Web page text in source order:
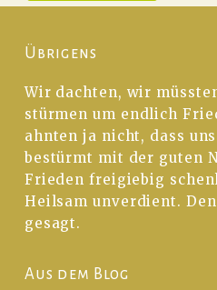
Übrigens
Wir dachten, wir
stürmen um endlich
ahnten ja nicht, dass
bestürmt mit der guten
Frieden freigiebig
Heilsam unverdient.
gesagt.
Aus dem Blog